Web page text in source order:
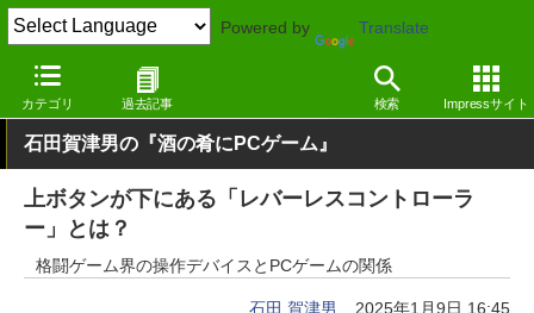
Powered by Translate
カテゴリ 過去記事 検索 Impressサイト
窓の杜 エンタメ ゲーム
石田賀津男の『酒の肴にPCゲーム』
上ボタンが下にある「レバーレスコントローラ
ー」とは？
格闘ゲーム界の操作デバイスとPCゲームの関係
石田 賀津男 2025年1月9日 16:45